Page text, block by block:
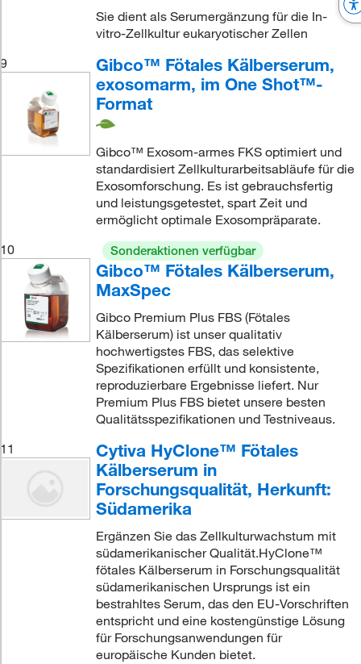
Sie dient als Serumergänzung für die In-
vitro-Zellkultur eukaryotischer Zellen
9
Gibco™ Fötales Kälberserum,
exosomarm, im One Shot™-
Format
Gibco™ Exosom-armes FKS optimiert und
standardisiert Zellkulturarbeitsabläufe für die
Exosomforschung. Es ist gebrauchsfertig
und leistungsgetestet, spart Zeit und
ermöglicht optimale Exosompräparate.
10
Sonderaktionen verfügbar
Gibco™ Fötales Kälberserum,
MaxSpec
Gibco Premium Plus FBS (Fötales
Kälberserum) ist unser qualitativ
hochwertigstes FBS, das selektive
Spezifikationen erfüllt und konsistente,
reproduzierbare Ergebnisse liefert. Nur
Premium Plus FBS bietet unsere besten
Qualitätsspezifikationen und Testniveaus.
11
Cytiva HyClone™ Fötales
Kälberserum in
Forschungsqualität, Herkunft:
Südamerika
Ergänzen Sie das Zellkulturwachstum mit
südamerikanischer Qualität.HyClone™
fötales Kälberserum in Forschungsqualität
südamerikanischen Ursprungs ist ein
bestrahltes Serum, das den EU-Vorschriften
entspricht und eine kostengünstige Lösung
für Forschungsanwendungen für
europäische Kunden bietet.